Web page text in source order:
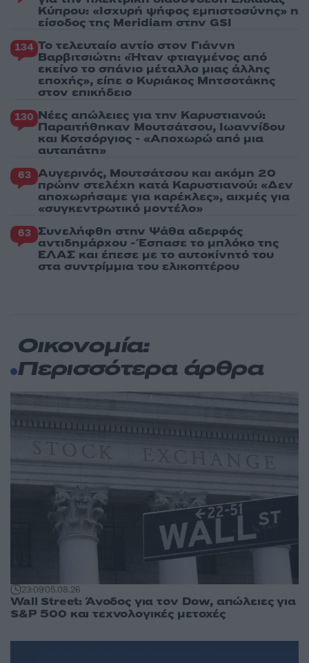
Κύπρου: «Ισχυρή ψήφος εμπιστοσύνης» η
είσοδος της Meridiam στην GSI
134 Το τελευταίο αντίο στον Γιάννη
Βαρβιτσιώτη: «Ήταν φτιαγμένος από
εκείνο το σπάνιο μέταλλο μιας άλλης
εποχής», είπε ο Κυριάκος Μητσοτάκης
στον επικήδειο
130 Νέες απώλειες για την Καρυστιανού:
Παραιτήθηκαν Μουτσάτσου, Ιωαννίδου
και Κοτσόργιος - «Αποχωρώ από μια
αυταπάτη»
63 Αυγερινός, Μουτσάτσου και ακόμη 20
πρώην στελέχη κατά Καρυστιανού: «Δεν
αποχωρήσαμε για καρέκλες», αιχμές για
«συγκεντρωτικό μοντέλο»
63 Συνελήφθη στην Ψάθα αδερφός
αντιδημάρχου - Έσπασε το μπλόκο της
ΕΛΑΣ και έπεσε με το αυτοκίνητό του
στα συντρίμμια του ελικοπτέρου
Οικονομία:
Περισσότερα άρθρα
23:0905.08.26
Wall Street: Άνοδος για τον Dow, απώλειες για
S&P 500 και τεχνολογικές μετοχές